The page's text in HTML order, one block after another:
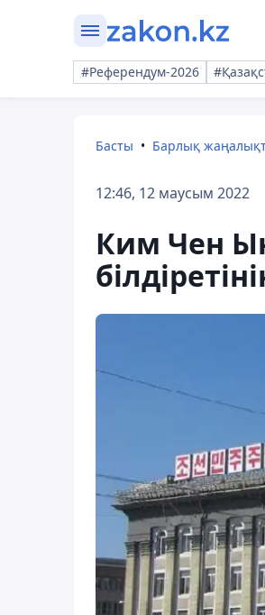
#Референдум-2026
Басты Барлық
12:46, 12 маусым 2022
Ким Чен